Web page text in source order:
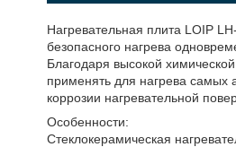
Нагревательная плита LOIP
безопасного нагрева
Благодаря высокой
применять для нагрева самых
коррозии нагревательной
Особенности:
Стеклокерамическая